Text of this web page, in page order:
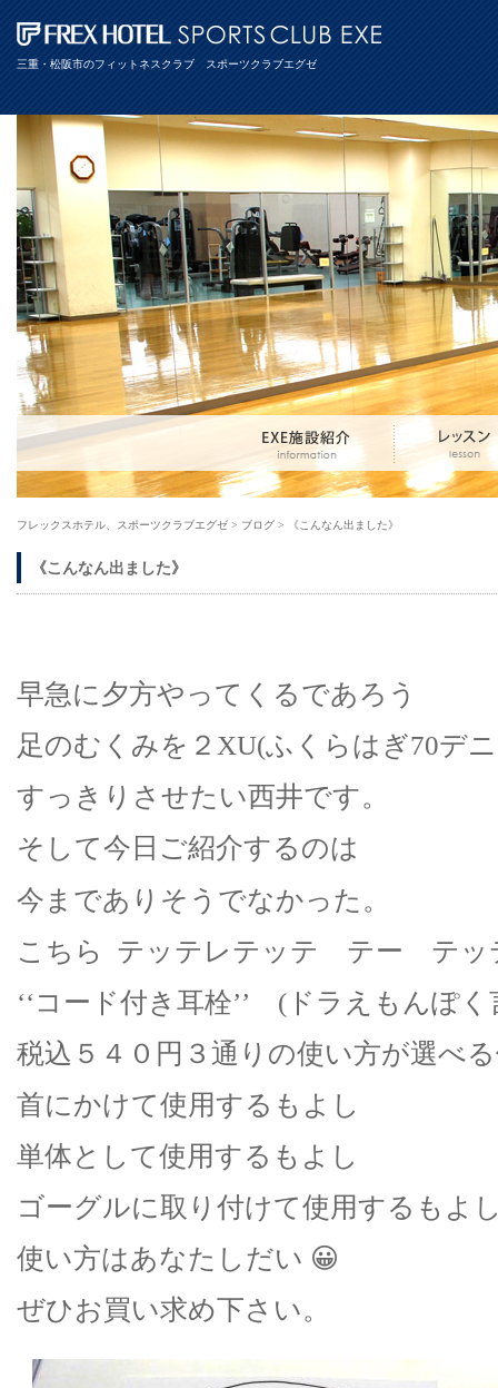
三重・松阪市のフィットネスクラブ スポーツクラブエグゼ
フレックスホテル、スポーツクラブエグゼ > ブログ > 《こんなん出ました》
《こんなん出ました》
早急に夕方やってくるであろう
足のむくみを２XU(ふくらはぎ70デ
すっきりさせたい西井です。
そして今日ご紹介するのは
今までありそうでなかった。
こちら テッテレテッテ テー テッ
‘‘コード付き耳栓’’ (ドラえもんぽ
税込５４０円３通りの使い方が選べ
首にかけて使用するもよし
単体として使用するもよし
ゴーグルに取り付けて使用するもよ
使い方はあなたしだい 😀
ぜひお買い求め下さい。